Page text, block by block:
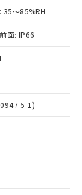
35～85%RH
面: IP66
5-1)
社にご
、当社
社の製
の取
こと
情報
同利
法人を
するこ
書
明す
する
セル